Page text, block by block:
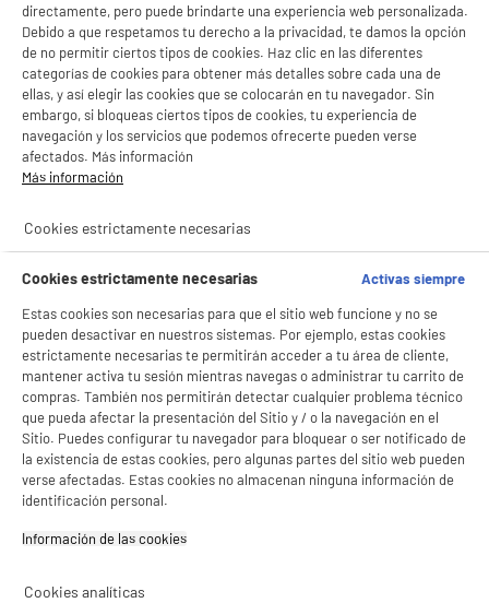
★★★★★
★★★★★
Consola Xbox Series S 512 GB SSD Color Blanca
Digital RRS-00009
Tipo : Consola de la sala
Modelo : Series S
Capacidad (Gb) : 512 Go
Pago aplazos
ELECTROCHOLLOS
4.7/5(7)
Mando inalámbrico XBOX blanco
Compatibilidad : Ordenador Personal,Xbox
48€94
directamente, pero puede brindarte una experiencia web personalizada.
Debido a que respetamos tu derecho a la privacidad, te damos la opción
de no permitir ciertos tipos de cookies. Haz clic en las diferentes
categorías de cookies para obtener más detalles sobre cada una de
ellas, y así elegir las cookies que se colocarán en tu navegador. Sin
embargo, si bloqueas ciertos tipos de cookies, tu experiencia de
navegación y los servicios que podemos ofrecerte pueden verse
afectados. Más información
Más información
Cookies estrictamente necesarias
Cookies estrictamente necesarias
Activas siempre
Estas cookies son necesarias para que el sitio web funcione y no se
pueden desactivar en nuestros sistemas. Por ejemplo, estas cookies
estrictamente necesarias te permitirán acceder a tu área de cliente,
mantener activa tu sesión mientras navegas o administrar tu carrito de
compras. También nos permitirán detectar cualquier problema técnico
que pueda afectar la presentación del Sitio y / o la navegación en el
Sitio. Puedes configurar tu navegador para bloquear o ser notificado de
la existencia de estas cookies, pero algunas partes del sitio web pueden
verse afectadas. Estas cookies no almacenan ninguna información de
identificación personal.
Información de las cookies‎
Cookies analíticas